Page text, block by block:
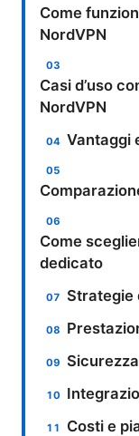
Come
NordVPN
Casi d’uso
NordVPN
Vantaggi
Come
dedicato
Strategie
Costi e